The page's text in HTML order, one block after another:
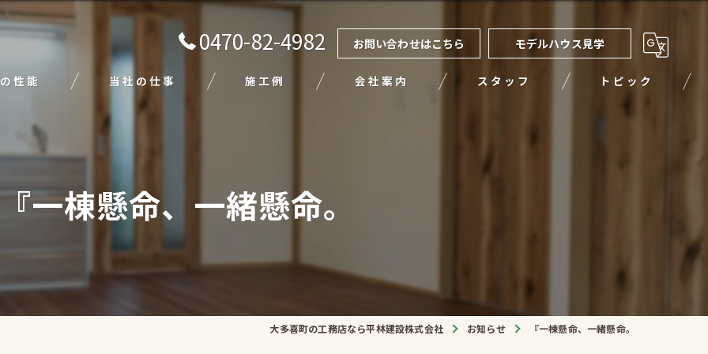
0470-82-4982 お問い合わせはこちら モデルハウス見学
性能 当社の仕事
注文住宅
エクステリア
外壁塗装
施工例 会社案内 スタッフ トピック
一棟懸命、一緒懸命。
大多喜町の工務店なら平林建設株式会社 お知らせ 『一棟懸命、一緒懸命。